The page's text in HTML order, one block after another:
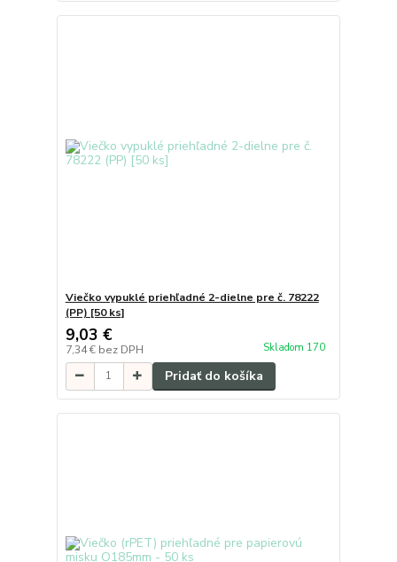
Viečko vypuklé priehľadné 2-dielne pre č. 78222
(PP) [50 ks]
9,03 €
7,34 € bez DPH Skladom 170
Pridať do košíka